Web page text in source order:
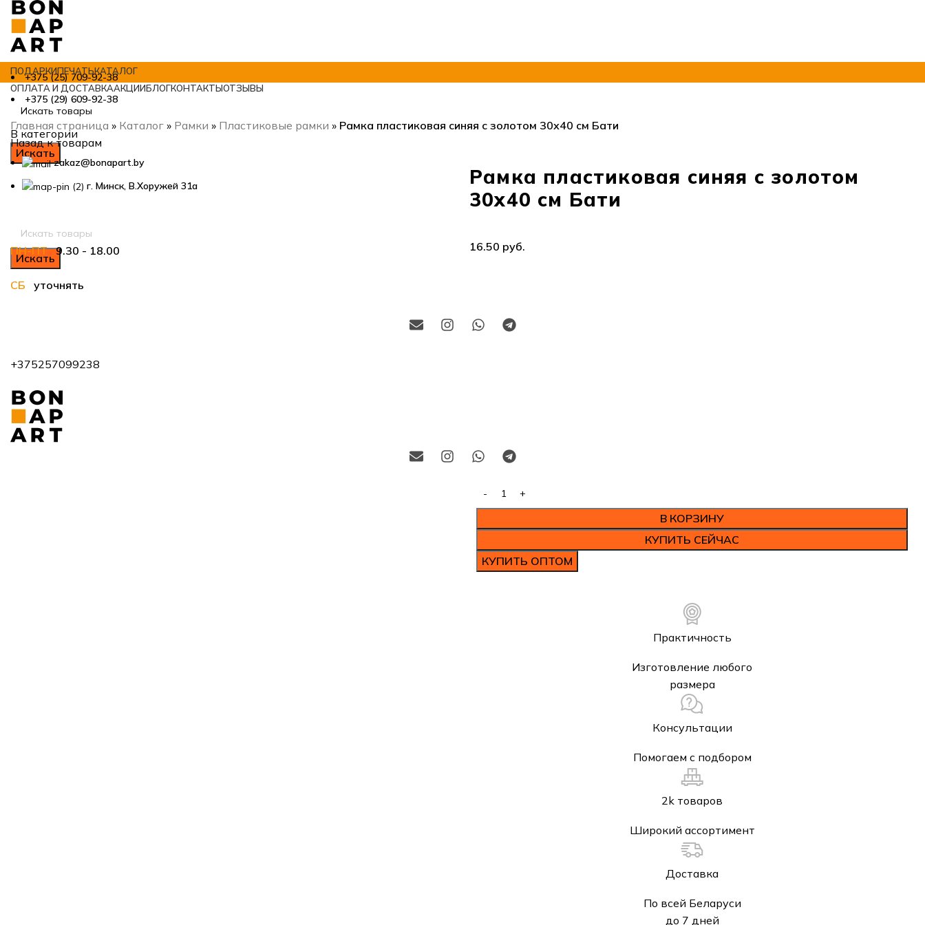
+375 (25) 709-92-38
+375 (29) 609-92-38
zakaz@bonapart.by
г. Минск, В.Хоружей 31а
ПН-ПТ9.30 - 18.00
СБ уточнять
+375257099238
ПОДАРКИПЕЧАТЬКАТАЛОГ
ОПЛАТА И ДОСТАВКААКЦИИБЛОГКОНТАКТЫОТЗЫВЫ
В категории
Искать
руб.
Искать
Главная страница » Каталог » Рамки » Пластиковые рамки » Рамка пластиковая синяя с золотом 30х40 см Бати
Назад к товарам
Рамка пластиковая синяя с золотом
30х40 см Бати
руб.
В КОРЗИНУ
КУПИТЬ СЕЙЧАС
КУПИТЬ ОПТОМ
Практичность
Изготовление любого
размера
Консультации
Помогаем с подбором
2k товаров
Широкий ассортимент
Доставка
По всей Беларуси
до 7 дней